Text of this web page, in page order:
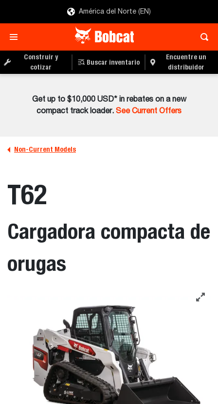
América del Norte (EN)
Construir y
cotizar
Buscar inventario
Encuentre un
distribuidor
Get up to $10,000 USD* in rebates on a new
compact track loader. See Current Offers
Non-Current Models
T62
Cargadora compacta de
orugas